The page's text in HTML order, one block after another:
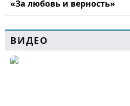
«За любовь и верность»
ВИДЕО